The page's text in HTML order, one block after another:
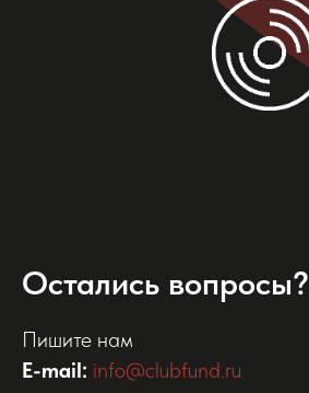
Остались вопросы?
Пишите нам
E-mail: info@clubfund.ru